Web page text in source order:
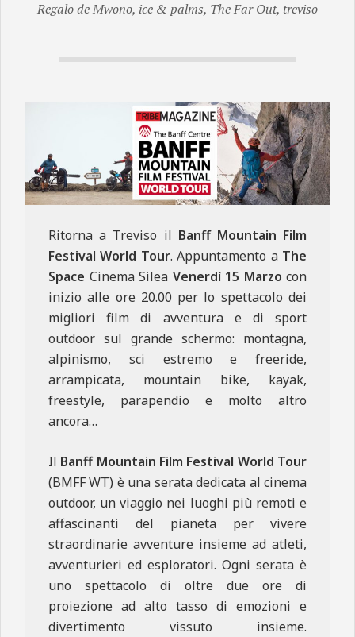
Regalo de Mwono, ice & palms, The Far Out, treviso
Ritorna a Treviso il Banff Mountain Film
Festival World Tour. Appuntamento a The
Space Cinema Silea Venerdì 15 Marzo con
inizio alle ore 20.00 per lo spettacolo dei
migliori film di avventura e di sport
outdoor sul grande schermo: montagna,
alpinismo, sci estremo e freeride,
arrampicata, mountain bike, kayak,
freestyle, parapendio e molto altro
ancora…
Il Banff Mountain Film Festival World Tour
(BMFF WT) è una serata dedicata al cinema
outdoor, un viaggio nei luoghi più remoti e
affascinanti del pianeta per vivere
straordinarie avventure insieme ad atleti,
avventurieri ed esploratori. Ogni serata è
uno spettacolo di oltre due ore di
proiezione ad alto tasso di emozioni e
divertimento vissuto insieme.